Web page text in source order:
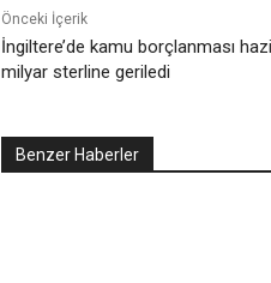
Önceki İçerik
İngiltere’de kamu borçlanması
milyar sterline geriledi
Benzer Haberler